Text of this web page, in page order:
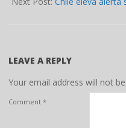
LEAVE A REPLY
Your email address will not
Comment *